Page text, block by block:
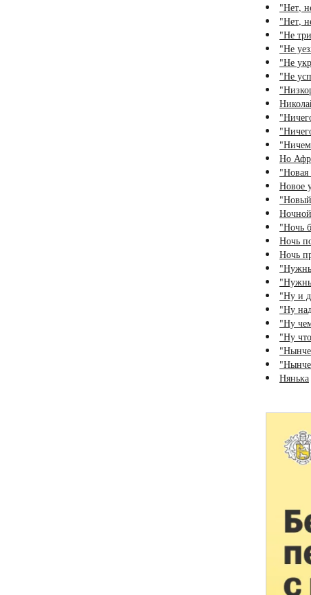
"Нет,
"Нет,
"Не
"Не
"Не
"Не
"Ничем
Но
"Новая
Новое
"Ночь
Ночь
Ночь
"Ну и
"Ну
"Ну
"Ну
Нянька